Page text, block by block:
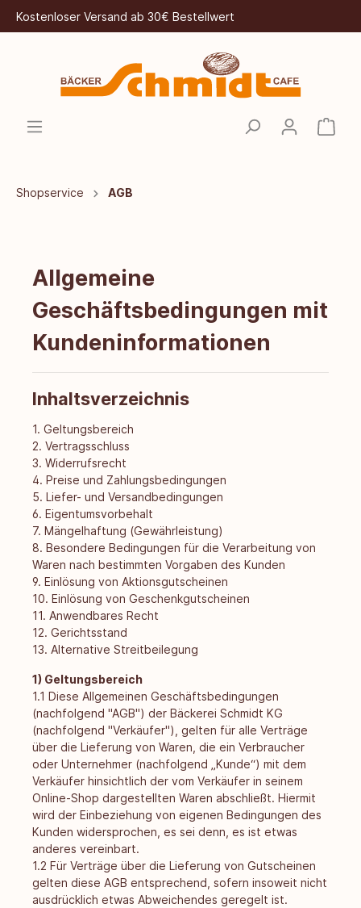
Kostenloser Versand ab 30€ Bestellwert
Shopservice AGB
Allgemeine
Geschäftsbedingungen mit
Kundeninformationen
Inhaltsverzeichnis
1. Geltungsbereich
2. Vertragsschluss
3. Widerrufsrecht
4. Preise und Zahlungsbedingungen
5. Liefer- und Versandbedingungen
6. Eigentumsvorbehalt
7. Mängelhaftung (Gewährleistung)
8. Besondere Bedingungen für die Verarbeitung von
Waren nach bestimmten Vorgaben des Kunden
9. Einlösung von Aktionsgutscheinen
10. Einlösung von Geschenkgutscheinen
11. Anwendbares Recht
12. Gerichtsstand
13. Alternative Streitbeilegung
1) Geltungsbereich
1.1 Diese Allgemeinen Geschäftsbedingungen
(nachfolgend "AGB") der Bäckerei Schmidt KG
(nachfolgend "Verkäufer"), gelten für alle Verträge
über die Lieferung von Waren, die ein Verbraucher
oder Unternehmer (nachfolgend „Kunde“) mit dem
Verkäufer hinsichtlich der vom Verkäufer in seinem
Online-Shop dargestellten Waren abschließt. Hiermit
wird der Einbeziehung von eigenen Bedingungen des
Kunden widersprochen, es sei denn, es ist etwas
anderes vereinbart.
1.2 Für Verträge über die Lieferung von Gutscheinen
gelten diese AGB entsprechend, sofern insoweit nicht
ausdrücklich etwas Abweichendes geregelt ist.